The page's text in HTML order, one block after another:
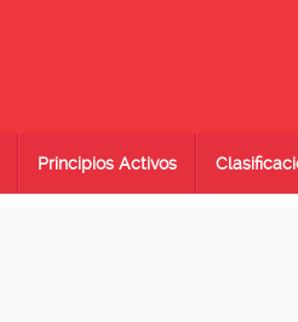
Principios Activos